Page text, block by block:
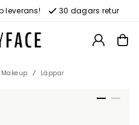
leverans! 30 dagars retur
Makeup Läppar